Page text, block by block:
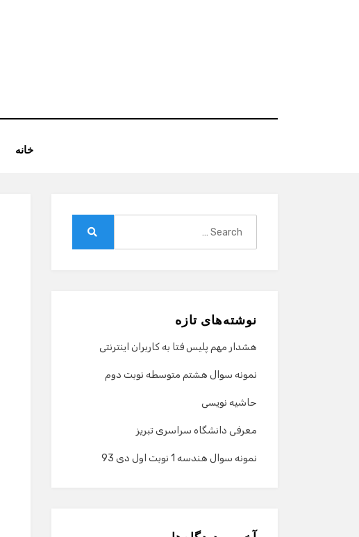
خانه
نوشته‌های تازه
هشدار مهم پلیس فتا به کاربران اینترنتی
نمونه سوال هشتم متوسطه نوبت دوم
حاشیه نویسی
معرفی دانشگاه سراسری تبریز
نمونه سوال هندسه 1 نوبت اول دی 93